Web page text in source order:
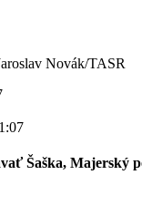
Novák/TASR
Šaška, Majerský